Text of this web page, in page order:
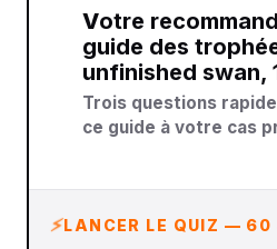
Votre recommandation sur
guide des
unfinished
Trois questions
ce guide à votre cas
LANCER LE QUIZ — 60